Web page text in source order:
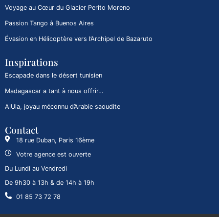
Voyage au Cœur du Glacier Perito Moreno
Passion Tango à Buenos Aires
Évasion en Hélicoptère vers l’Archipel de Bazaruto
Inspirations
Escapade dans le désert tunisien
Madagascar a tant à nous offrir…
AlUla, joyau méconnu d’Arabie saoudite
Contact
18 rue Duban, Paris 16ème
Votre agence est ouverte
Du Lundi au Vendredi
De 9h30 à 13h & de 14h à 19h
01 85 73 72 78